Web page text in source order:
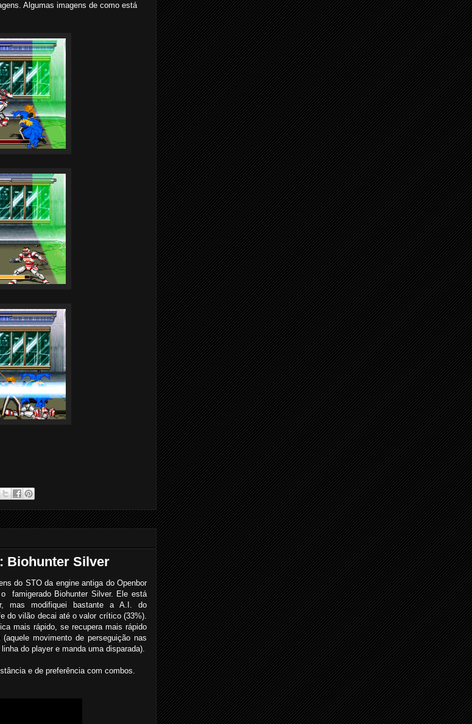
Algumas imagens de como está
Biohunter Silver
do STO da engine antiga do Openbor
famigerado Biohunter Silver. Ele está
mas modifiquei bastante a A.I. do
do vilão decai até o valor crítico (33%).
mais rápido, se recupera mais rápido
movimento de perseguição nas
do player e manda uma disparada).
e de preferência com combos.